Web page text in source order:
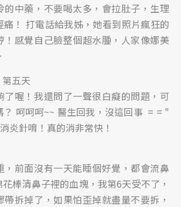
的中藥，不要喝太多，會拉肚子，生理
！ 打電話給我姊，她看到照片瘋狂的
！感覺自己臉整個超水腫，人家像娜美
五天
了喔！我還問了一聲很白癡的問題，可
？ 呵呵呵~~ 醫生回我，沒這回事 = = "
炎針唷！真的消非常快！
，前面沒有一天能睡個好覺，都會流鼻
棒清鼻子裡的血塊，我第6天受不了，
拆掉了，如果怕歪掉就盡量不要拆，